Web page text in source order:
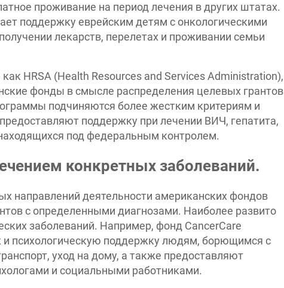
проживание на период лечения в других штатах.
поддержку еврейским детям с онкологическими
лекарств, перелетах и проживании семьи
HRSA (Health Resources and Services Administration),
фонды в смысле распределения целевых грантов
подчиняются более жестким критериям и
поддержку при лечении ВИЧ, гепатита,
под федеральным контролем.
конкретных заболеваний.
направлений деятельности американских фондов
с определенными диагнозами. Наиболее развито
заболеваний. Например, фонд CancerCare
и психологическую поддержку людям, борющимся с
уход на дому, а также предоставляют
и социальными работниками.